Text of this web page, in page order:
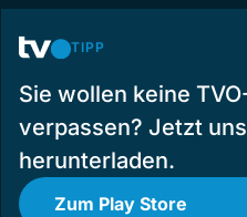
TIPP
Sie wollen keine
verpassen? Jetzt
herunterladen.
Zum Play Store